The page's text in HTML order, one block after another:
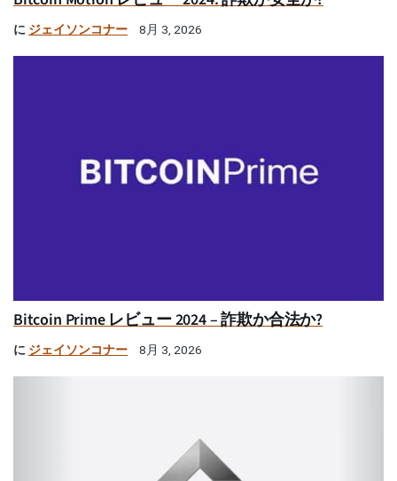
に ジェイソンコナー 8月 3, 2026
Bitcoin Prime レビュー 2024 – 詐欺か合法か?
に ジェイソンコナー 8月 3, 2026